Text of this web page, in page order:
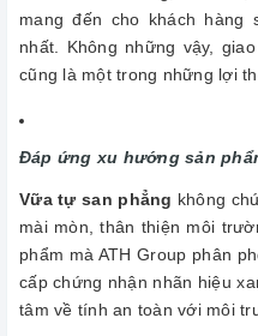
mang đến cho khách hàng
nhất. Không những vậy,
cũng là một trong những lợi
Đáp ứng xu hướng sản
Vữa tự san phẳng không
mài mòn, thân thiện môi
phẩm mà ATH Group phân
cấp chứng nhận nhãn hiệu
tâm về tính an toàn với môi